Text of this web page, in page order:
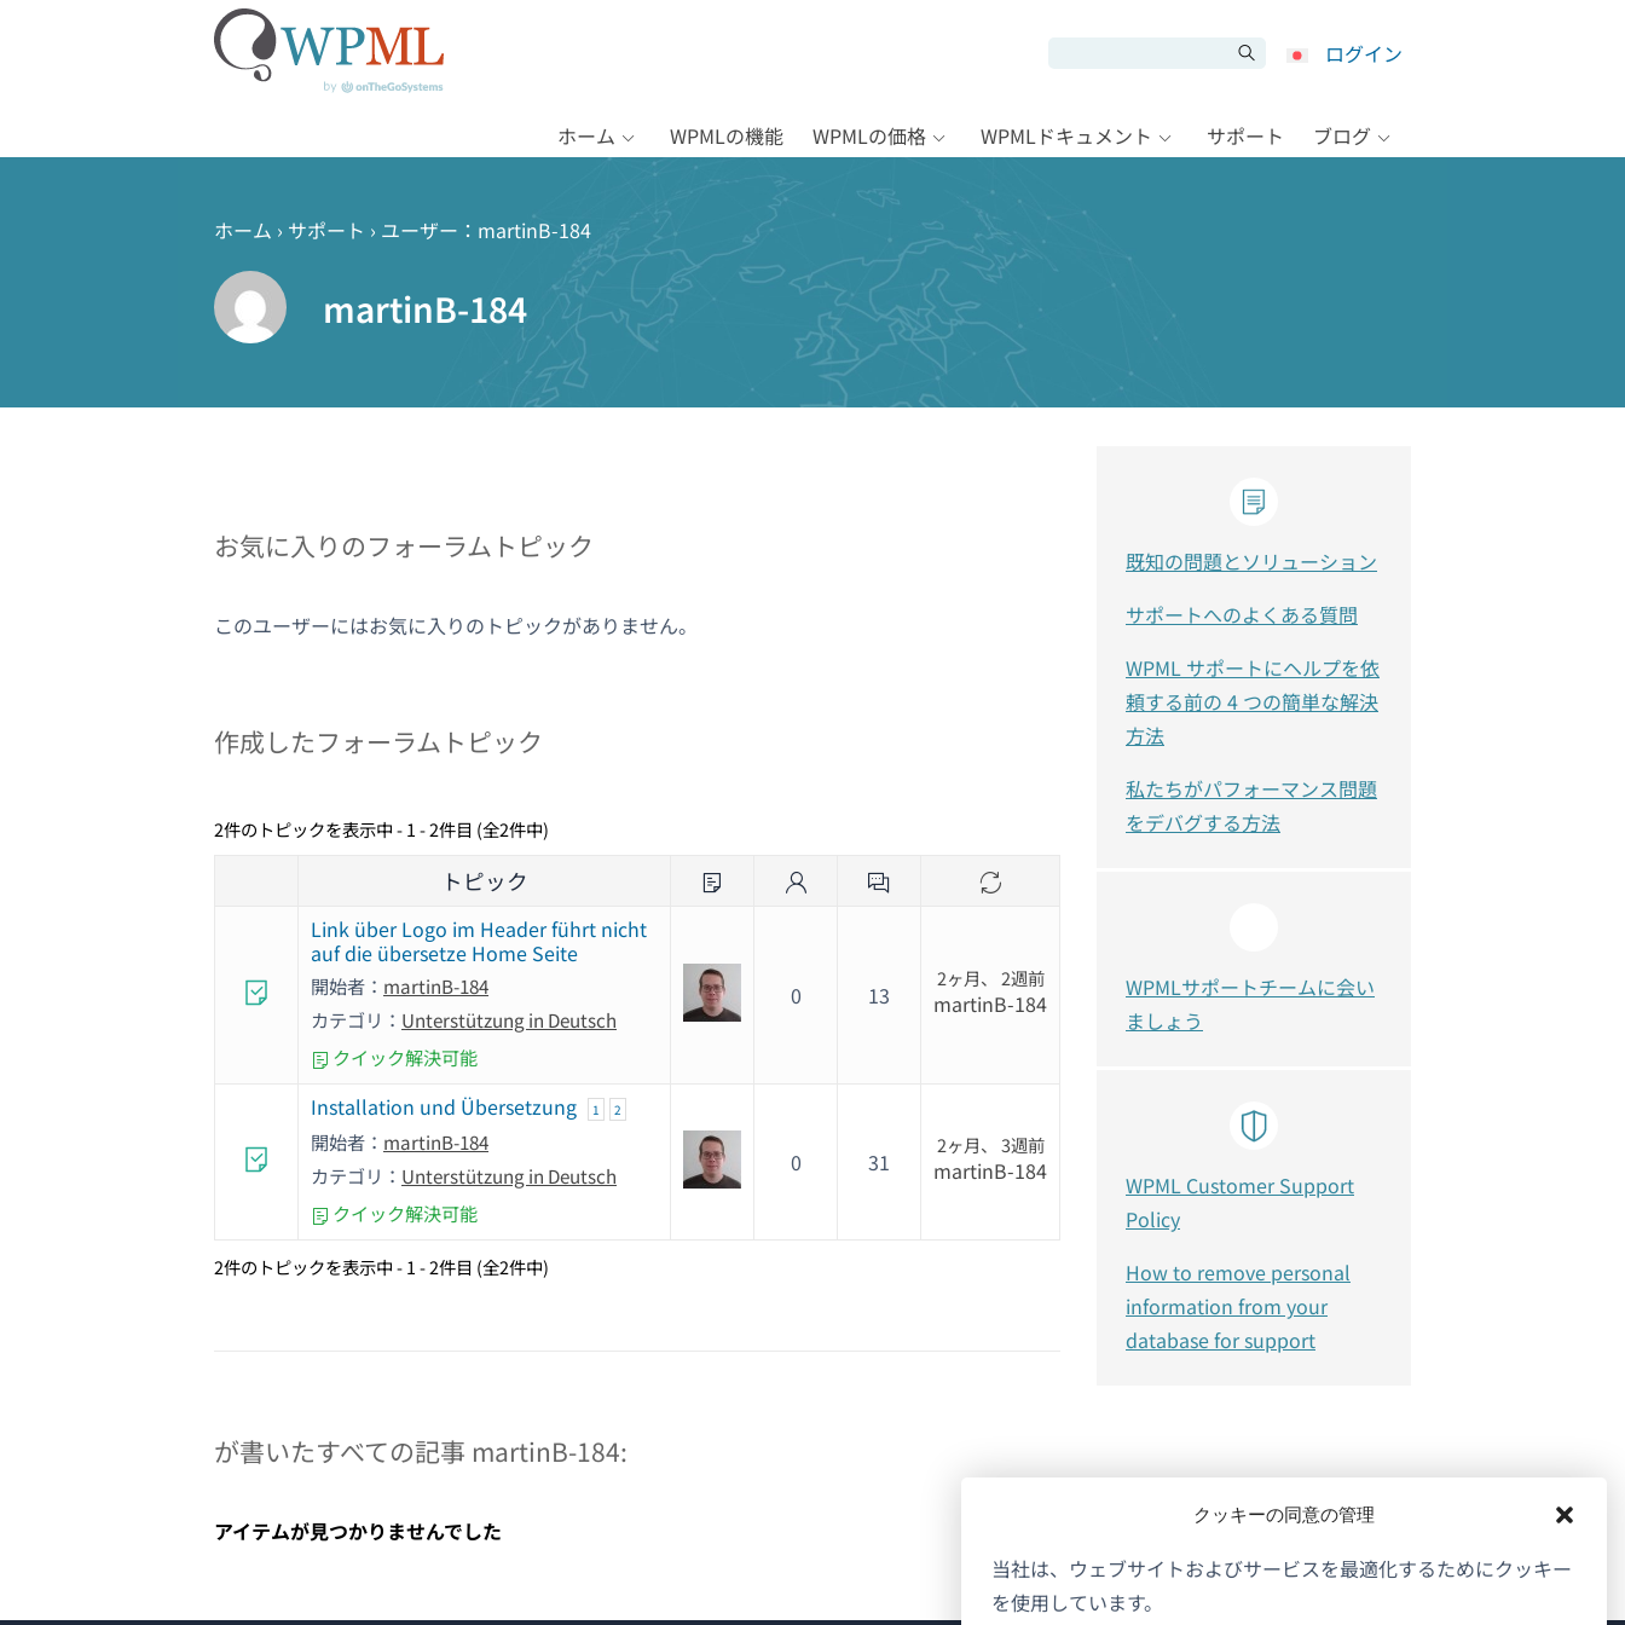
クッキーの同意の管理
当社は、ウェブサイトおよびサービスを最適化するためにクッキー
を使用しています。
ッ
ログイン
ホーム WPMLの機能 WPMLの価格 WPMLドキュメント サポート ブログ
ホーム › サポート › ユーザー：martinB-184
martinB-184
お気に入りのフォーラムトピック
このユーザーにはお気に入りのトピックがありません。
作成したフォーラムトピック
2件のトピックを表示中 - 1 - 2件目 (全2件中)
トピック
Link über Logo im Header führt nicht
auf die übersetze Home Seite
開始者： martinB-184
カテゴリ： Unterstützung in Deutsch
クイック解決可能
0 13
2ヶ月、 2週前
martinB-184
Installation und Übersetzung 1 2
開始者： martinB-184
カテゴリ： Unterstützung in Deutsch
クイック解決可能
0 31
2ヶ月、 3週前
martinB-184
2件のトピックを表示中 - 1 - 2件目 (全2件中)
が書いたすべての記事 martinB-184:
アイテムが見つかりませんでした
既知の問題とソリューション
サポートへのよくある質問
WPML サポートにヘルプを依
頼する前の 4 つの簡単な解決
方法
私たちがパフォーマンス問題
をデバグする方法
WPMLサポートチームに会い
ましょう
WPML Customer Support
Policy
How to remove personal
information from your
database for support